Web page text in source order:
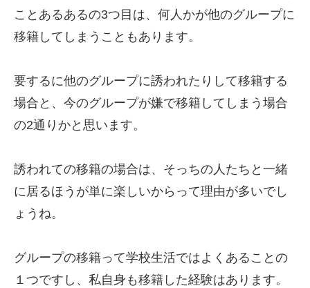
ことあるあるの3つ目は、何人かが他のグループに
移籍してしまうこともあります。
要するに他のグループに誘われたりして移籍する
場合と、今のグループが嫌で移籍してしまう場合
の2通りかと思います。
誘われての移籍の場合は、そっちの人たちと一緒
に居るほうが単に楽しいからって理由が多いでし
ょうね。
グループの移籍って学校生活ではよくあることの
１つですし、私自身も移籍した経験はあります。